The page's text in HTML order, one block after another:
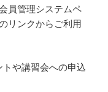
員管理システムペ
リンクからご利用
トや講習会への申込